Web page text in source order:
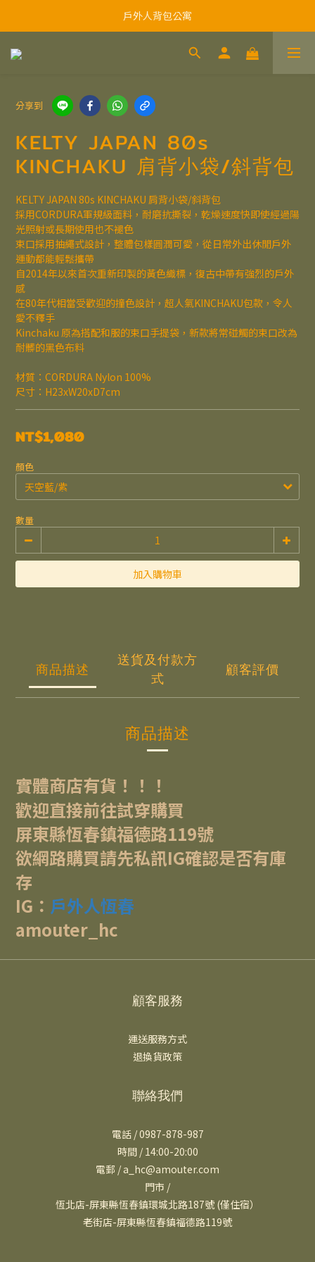
戶外人背包公寓
分享到
KELTY JAPAN 80s
KINCHAKU 肩背小袋/斜背包
KELTY JAPAN 80s KINCHAKU 肩背小袋/斜背包
採用CORDURA軍規級面料，耐磨抗撕裂，乾燥速度快即使經過陽
光照射或長期使用也不褪色
束口採用抽繩式設計，整體包樣圓潤可愛，從日常外出休閒戶外
運動都能輕鬆攜帶
自2014年以來首次重新印製的黃色織標，復古中帶有強烈的戶外
感
在80年代相當受歡迎的撞色設計，超人氣KINCHAKU包款，令人
愛不釋手
Kinchaku 原為搭配和服的束口手提袋，新款將常碰觸的束口改為
耐髒的黑色布料
材質：CORDURA Nylon 100%
尺寸：H23xW20xD7cm
NT$1,080
顏色
數量
加入購物車
商品描述
送貨及付款方
式
顧客評價
商品描述
實體商店有貨！！！
歡迎直接前往試穿購買
屏東縣恆春鎮福德路119號
欲網路購買請先私訊IG確認是否有庫
存
IG： 戶外人恆春
amouter_hc
顧客服務
運送服務方式
退換貨政策
聯絡我們
電話 / 0987-878-987
時間 / 14:00-20:00
電郵 / a_hc@amouter.com
門市 /
恆北店-屏東縣恆春鎮環城北路187號 (僅住宿）
老街店-屏東縣恆春鎮福德路119號